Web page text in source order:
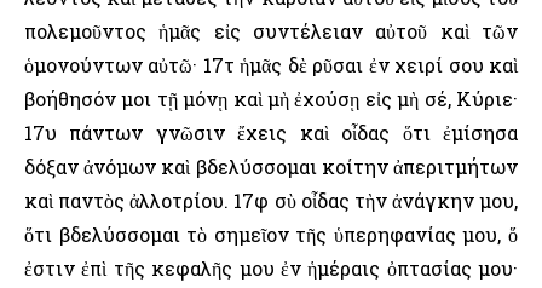
πολεμοῦντος ἡμᾶς εἰς συντέλειαν αὐτοῦ καὶ τῶν
ὁμονούντων αὐτῶ· 17τ ἡμᾶς δὲ ρῦσαι ἐν χειρί σου καὶ
βοήθησόν μοι τῇ μόνῃ καὶ μὴ ἐχούσῃ εἰς μὴ σέ, Κύριε·
17υ πάντων γνῶσιν ἔχεις καὶ οἶδας ὅτι ἐμίσησα
δόξαν ἀνόμων καὶ βδελύσσομαι κοίτην ἀπεριτμήτων
καὶ παντὸς ἀλλοτρίου. 17φ σὺ οἶδας τὴν ἀνάγκην μου,
ὅτι βδελύσσομαι τὸ σημεῖον τῆς ὑπερηφανίας μου, ὅ
ἐστιν ἐπὶ τῆς κεφαλῆς μου ἐν ἡμέραις ὀπτασίας μου·